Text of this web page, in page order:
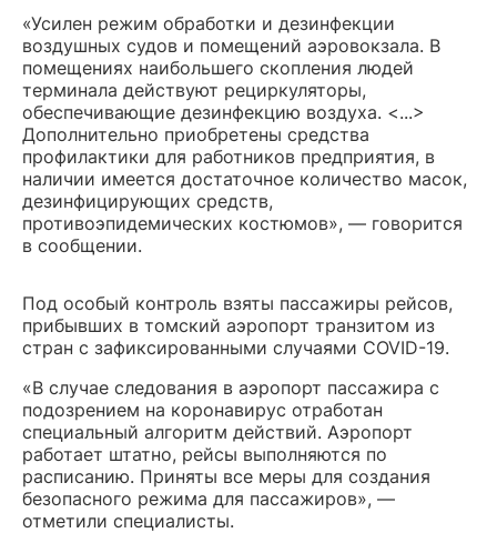
«Усилен режим обработки и дезинфекции
воздушных судов и помещений аэровокзала. В
помещениях наибольшего скопления людей
терминала действуют рециркуляторы,
обеспечивающие дезинфекцию воздуха. <...>
Дополнительно приобретены средства
профилактики для работников предприятия, в
наличии имеется достаточное количество масок,
дезинфицирующих средств,
противоэпидемических костюмов», — говорится
в сообщении.
Под особый контроль взяты пассажиры рейсов,
прибывших в томский аэропорт транзитом из
стран с зафиксированными случаями COVID-19.
«В случае следования в аэропорт пассажира с
подозрением на коронавирус отработан
специальный алгоритм действий. Аэропорт
работает штатно, рейсы выполняются по
расписанию. Приняты все меры для создания
безопасного режима для пассажиров», —
отметили специалисты.